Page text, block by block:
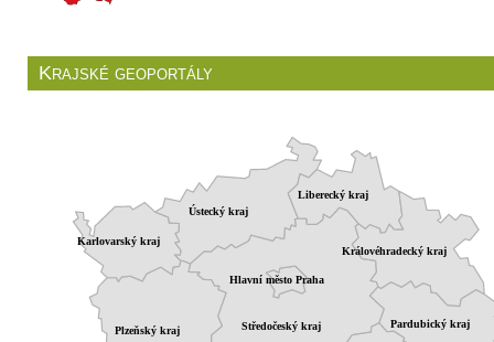
Krajské geoportály
Středočeský kraj
Plzeňský kraj
Ústecký kraj
Pardubický kraj
Liberecký kraj
Karlovarský kraj
Královéhradecký kraj
Hlavní město Praha